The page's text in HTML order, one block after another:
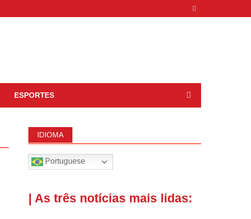
ESPORTES
IDIOMA
Portuguese
| As três notícias mais lidas: